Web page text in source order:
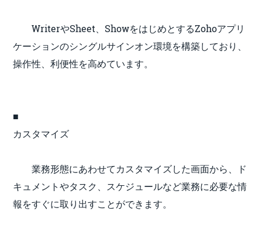
WriterやSheet、ShowをはじめとするZohoアプリ
ケーションのシングルサインオン環境を構築しており、
操作性、利便性を高めています。
■
カスタマイズ
業務形態にあわせてカスタマイズした画面から、ド
キュメントやタスク、スケジュールなど業務に必要な情
報をすぐに取り出すことができます。